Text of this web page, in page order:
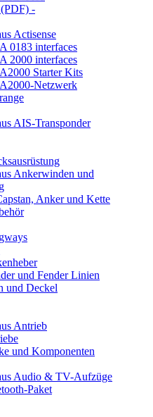
-
Actisense
0183 interfaces
2000 interfaces
Starter Kits
Netzwerk
AIS-Transponder
Ankerwinden und
Anker und Kette
und Fender Linien
und Deckel
Antrieb
und Komponenten
Audio & TV-Aufzüge
Paket